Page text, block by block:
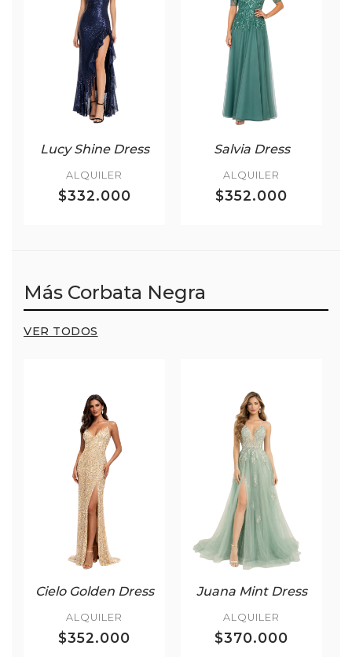
Lucy Shine Dress
ALQUILER
$332.000
Salvia Dress
ALQUILER
$352.000
Más Corbata Negra
VER TODOS
Cielo Golden Dress
ALQUILER
$352.000
Juana Mint Dress
ALQUILER
$370.000